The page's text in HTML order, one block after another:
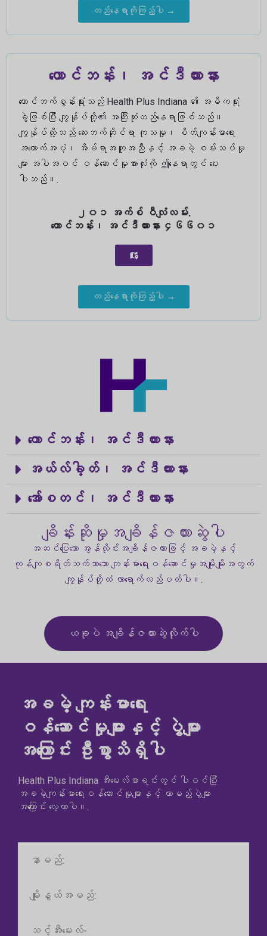
တည်နေရာကိုကြည့်ပါ →
တောင်ဘန်း၊ အင်ဒီယားနား
တောင်ဘက်စွန်းရုံးသည် Health Plus Indiana ၏ အဓိကရုံး
ခွဲဖြစ်ပြီး ကျွန်ုပ်တို့၏ အကြီးဆုံးတည်နေရာဖြစ်သည်။
ကျွန်ုပ်တို့သည် ဆေးဘက်ဆိုင်ရာ ကုသမှု၊ စိတ်ကျန်းမာရေး
အထောက်အပံ့၊ အိမ်ရာအကူအညီနှင့် အခမဲ့ စမ်းသပ်မှု
များ အပါအဝင် ဝန်ဆောင်မှုအားလုံးကို ဤနေရာတွင် ပေး
ပါသည်။.
၂၀၁ အက်စ် ဝီလျံလမ်း.
တောင်ဘန်း၊ အင်ဒီယားနား ၄၆၆၀၁
တည်နေရာကိုကြည့်ပါ →
တောင်ဘန်း၊ အင်ဒီယားနား
အယ်လ်ခါ့တ်၊ အင်ဒီယားနား
အော်စတင်၊ အင်ဒီယားနား
ချိန်းဆိုမှုအချိန်ဇယားဆွဲပါ
အဆင်ပြေသော အွန်လိုင်းအချိန်ဇယားဖြင့် အခမဲ့နှင့်
ကုန်ကျစရိတ်သက်သာသော ကျန်းမာရေးဝန်ဆောင်မှုအမျိုးမျိုးအတွက်
ကျွန်ုပ်တို့ထံ လာရောက်လည်ပတ်ပါ။.
ယခုပဲ အချိန်ဇယားဆွဲလိုက်ပါ
အခမဲ့ ကျန်းမာရေး
ဝန်ဆောင်မှုများနှင့် ပွဲများ
အကြောင်း ဦးစွာသိရှိပါ
Health Plus Indiana အီးမေးလ်စာရင်းတွင် ပါဝင်ပြီး
အခမဲ့ကျန်းမာရေးဝန်ဆောင်မှုများနှင့် လာမည့်ပွဲများ
အကြောင်း လေ့လာပါ။.
နွယ်